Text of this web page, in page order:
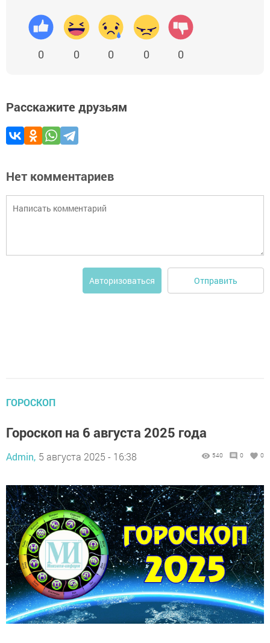
0 0 0 0 0
Расскажите друзьям
Нет комментариев
Авторизоваться Отправить
ГОРОСКОП
Гороскоп на 6 августа 2025 года
Admin, 5 августа 2025 - 16:38 540 0 0